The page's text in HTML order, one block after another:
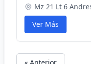
Mz 21 Lt 6
Ver Más